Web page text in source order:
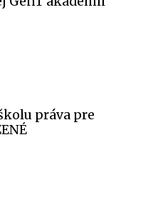
práva pre